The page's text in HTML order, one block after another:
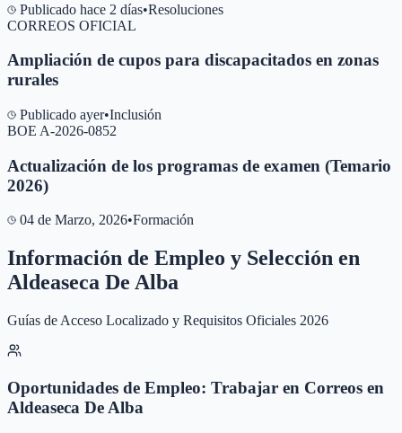
Publicado hace 2 días•Resoluciones
CORREOS OFICIAL
Ampliación de cupos para discapacitados en zonas
rurales
Publicado ayer•Inclusión
BOE A-2026-0852
Actualización de los programas de examen (Temario
2026)
04 de Marzo, 2026•Formación
Información de Empleo y Selección en
Aldeaseca De Alba
Guías de Acceso Localizado y Requisitos Oficiales 2026
Oportunidades de Empleo: Trabajar en Correos en
Aldeaseca De Alba